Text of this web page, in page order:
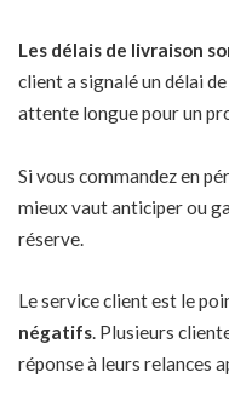
Les délais de livraison
client a signalé un délai
attente longue pour un
Si vous commandez en
mieux vaut anticiper ou
réserve.
Le service client est le
négatifs. Plusieurs
réponse à leurs relances